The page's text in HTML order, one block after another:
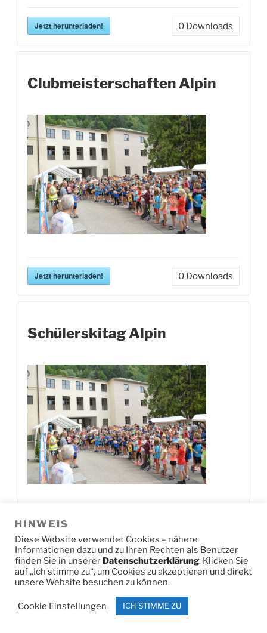
Jetzt herunterladen! 0 Downloads
Clubmeisterschaften Alpin
Jetzt herunterladen! 0 Downloads
Schülerskitag Alpin
Jetzt herunterladen!
DSC U14 SL2
HINWEIS
Diese Website verwendet Cookies – nähere
Informationen dazu und zu Ihren Rechten als Benutzer
finden Sie in unsererDatenschutzerklärung. Klicken Sie
auf „Ich stimme zu“, um Cookies zu akzeptieren und direkt
unsere Website besuchen zu können.
Cookie Einstellungen ICH STIMME ZU